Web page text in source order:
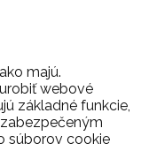
majú.
webové
základné funkcie,
súborov cookie